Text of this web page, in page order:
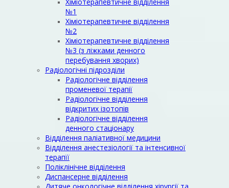
№1
Хіміотерапевтичне відділення
№2
Хіміотерапевтичне відділення
№3 (з ліжками денного
перебування хворих)
Радіологічні підрозділи
Радіологічне відділення
променевої терапії
Радіологічне відділення
відкритих ізотопів
Радіологічне відділення
денного стаціонару
Відділення паліативної медицини
Відділення анестезіології та інтенсивної
терапїї
Поліклінічне відділення
Диспансерне відділення